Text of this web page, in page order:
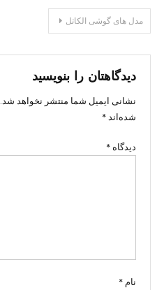
راهبری
نوشته
مدل های گوشی الکاتل
دیدگاهتان را بنویسید
نشانی ایمیل شما منتشر نخواهد شد.
شده‌اند*
دیدگاه *
نام*